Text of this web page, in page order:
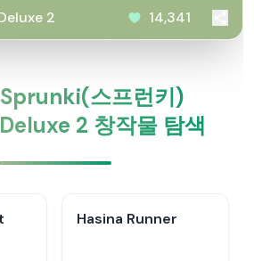
2 14,341
스프런키)
2 창작물 탐색
Hasina Runner